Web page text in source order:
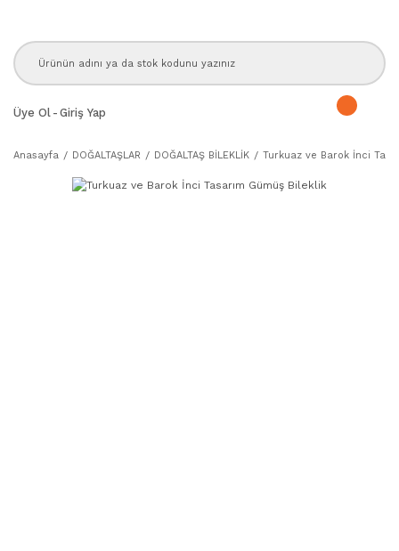
Üye Ol - Giriş Yap
Anasayfa DOĞALTAŞLAR DOĞALTAŞ BİLEKLİK Turkuaz ve Barok İnci